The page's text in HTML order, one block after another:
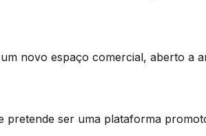
novo espaço comercial, aberto a
pretende ser uma plataforma